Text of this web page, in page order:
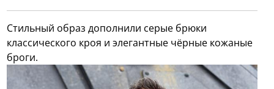
Стильный образ дополнили серые брюки
классического кроя и элегантные чёрные кожаные
броги.